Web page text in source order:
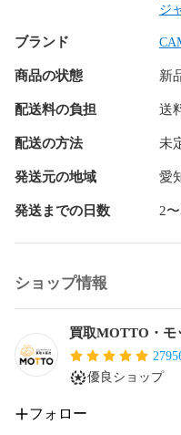
ジ
ブランド
商品の状態 新
配送料の負担 送
配送の方法 未
発送元の地域 愛
発送までの日数 2
ショップ情報
買取MOTTO・モ
優良ショップ
フォロー